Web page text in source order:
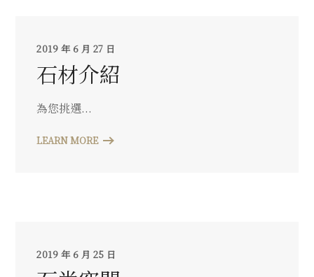
2019 年 6 月 27 日
石材介紹
為您挑選...
LEARN MORE
2019 年 6 月 25 日